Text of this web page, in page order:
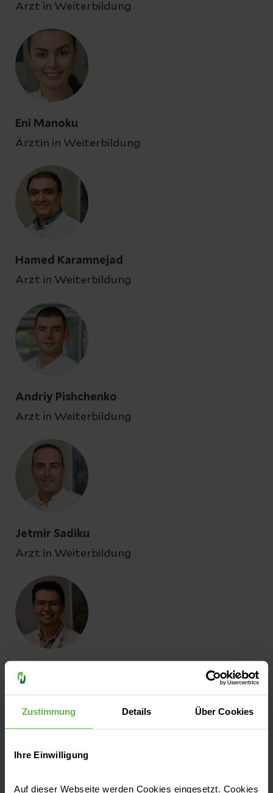
Zustimmung Details Über Cookies
Ihre Einwilligung
Auf dieser Webseite werden Cookies eingesetzt. Cookies
Arzt in Weiterbildung
Eni Manoku
Ärztin in Weiterbildung
Hamed Karamnejad
Arzt in Weiterbildung
Andriy Pishchenko
Arzt in Weiterbildung
Jetmir Sadiku
Arzt in Weiterbildung
Arash Safaripalangari